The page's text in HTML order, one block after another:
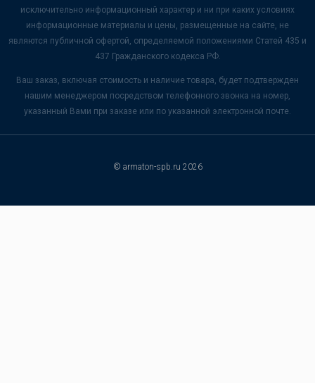
исключительно информационный характер и ни при каких условиях
информационные материалы и цены, размещенные на сайте, не
являются публичной офертой, определяемой положениями Статей 435 и
437 Гражданского кодекса РФ.
Ваш заказ, включая стоимость и наличие товара, будет подтвержден
нашим менеджером посредством телефонного звонка на номер,
указанный Вами при заказе или по указанной электронной почте.
© armaton-spb.ru 2026